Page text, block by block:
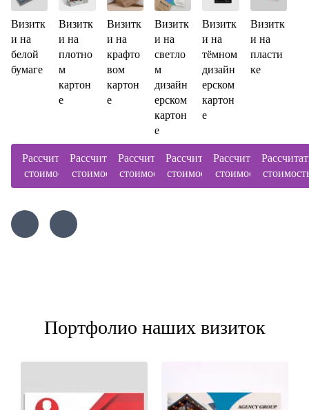
Визитк
и на
белой
бумаге
Рассчитать
стоимость
Визитк
и на
плотно
м
картон
е
Рассчитать
стоимость
Визитк
и на
крафто
вом
картон
е
Рассчитать
стоимость
Визитк
и на
светло
м
дизайн
ерском
картон
е
Рассчитать
стоимость
Визитк
и на
тёмном
дизайн
ерском
картон
е
Рассчитать
стоимость
Визитк
и на
пласти
ке
Портфолио наших визиток